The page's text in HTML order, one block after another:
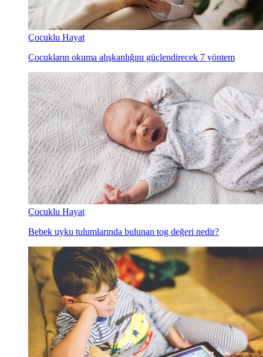
Çocuklu Hayat
Çocukların okuma alışkanlığını güçlendirecek 7 yöntem
Çocuklu Hayat
Bebek uyku tulumlarında bulunan tog değeri nedir?